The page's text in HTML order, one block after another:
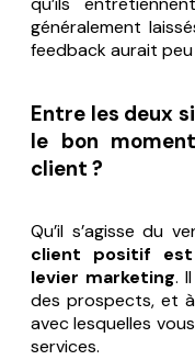
généralement
feedback aurait peu
Entre les deux
le bon
client ?
Qu’il s’agisse du
client positif est
levier marketing.
des prospects, et
avec lesquelles
services.